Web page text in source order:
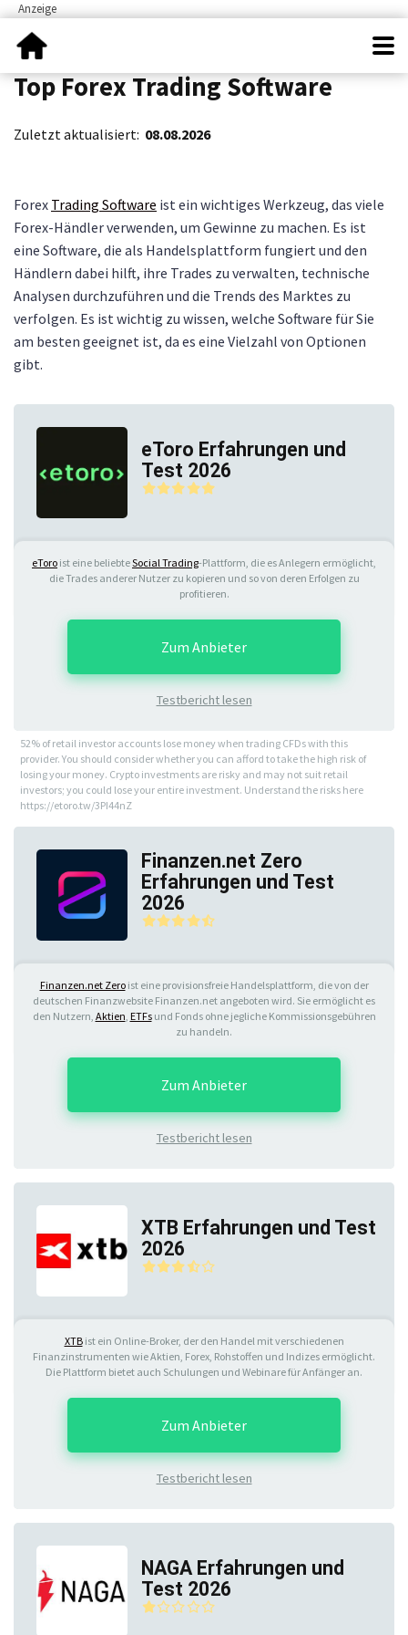
Top Forex Trading Software
Zuletzt aktualisiert: 08.08.2026
Forex Trading Software ist ein wichtiges Werkzeug, das viele
Forex-Händler verwenden, um Gewinne zu machen. Es ist
eine Software, die als Handelsplattform fungiert und den
Händlern dabei hilft, ihre Trades zu verwalten, technische
Analysen durchzuführen und die Trends des Marktes zu
verfolgen. Es ist wichtig zu wissen, welche Software für Sie
am besten geeignet ist, da es eine Vielzahl von Optionen
gibt.
eToro Erfahrungen und
Test 2026
eToro ist eine beliebteSocial Trading-Plattform, die es Anlegern ermöglicht,
die Trades anderer Nutzer zu kopieren und so von deren Erfolgen zu
profitieren.
Testbericht lesen
Zum Anbieter
52% of retail investor accounts lose money when trading CFDs with this
provider. You should consider whether you can afford to take the high risk of
losing your money. Crypto investments are risky and may not suit retail
investors; you could lose your entire investment. Understand the risks here
https://etoro.tw/3PI44nZ
Finanzen.net Zero
Erfahrungen und Test
2026
Finanzen.net Zeroist eine provisionsfreie Handelsplattform, die von der
deutschen Finanzwebsite Finanzen.net angeboten wird. Sie ermöglicht es
den Nutzern, Aktien ETFsund Fonds ohne jegliche Kommissionsgebühren
zu handeln.
Testbericht lesen
Zum Anbieter
XTB Erfahrungen und Test
2026
XTBist ein Online-Broker, der den Handel mit verschiedenen
Finanzinstrumenten wie Aktien, Forex, Rohstoffen und Indizes ermöglicht.
Die Plattform bietet auch Schulungen und Webinare für Anfänger an.
Testbericht lesen
Zum Anbieter
NAGA Erfahrungen und
Test 2026